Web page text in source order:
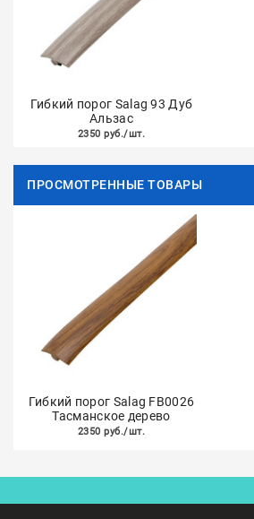
Гибкий порог Salag 93 Дуб
Альзас
2350 руб./шт.
ПРОСМОТРЕННЫЕ ТОВАРЫ
Гибкий порог Salag FB0026
Тасманское дерево
2350 руб./шт.